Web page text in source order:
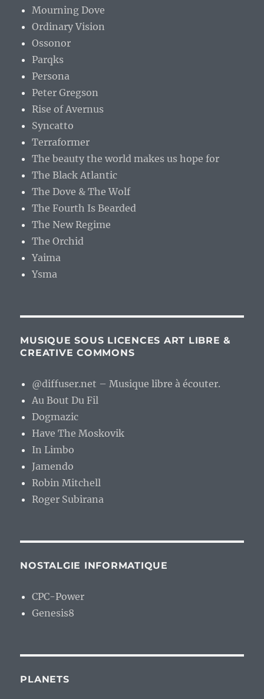
Mourning Dove
Ordinary Vision
Ossonor
Parqks
Persona
Peter Gregson
Rise of Avernus
Syncatto
Terraformer
The beauty the world makes us hope for
The Black Atlantic
The Dove & The Wolf
The Fourth Is Bearded
The New Regime
The Orchid
Yaima
Ysma
MUSIQUE SOUS LICENCES ART LIBRE &
CREATIVE COMMONS
@diffuser.net – Musique libre à écouter.
Au Bout Du Fil
Dogmazic
Have The Moskovik
In Limbo
Jamendo
Robin Mitchell
Roger Subirana
NOSTALGIE INFORMATIQUE
CPC-Power
Genesis8
PLANETS